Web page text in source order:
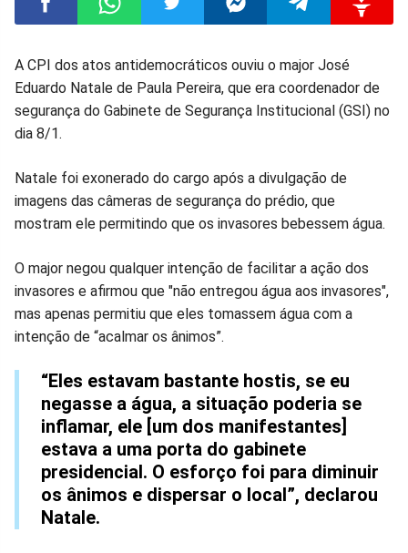
Compartilhar
no
Compartilhar
no
Compartilhar
no
Compartilhar
no
Compartilhar
no
no
A CPI dos atos antidemocráticos ouviu o major José
Eduardo Natale de Paula Pereira, que era coordenador de
segurança do Gabinete de Segurança Institucional (GSI) no
dia 8/1.
Natale foi exonerado do cargo após a divulgação de
imagens das câmeras de segurança do prédio, que
mostram ele permitindo que os invasores bebessem água.
O major negou qualquer intenção de facilitar a ação dos
invasores e afirmou que "não entregou água aos invasores",
mas apenas permitiu que eles tomassem água com a
intenção de “acalmar os ânimos”.
“Eles estavam bastante hostis, se eu
negasse a água, a situação poderia se
inflamar, ele [um dos manifestantes]
estava a uma porta do gabinete
presidencial. O esforço foi para diminuir
os ânimos e dispersar o local”, declarou
Natale.